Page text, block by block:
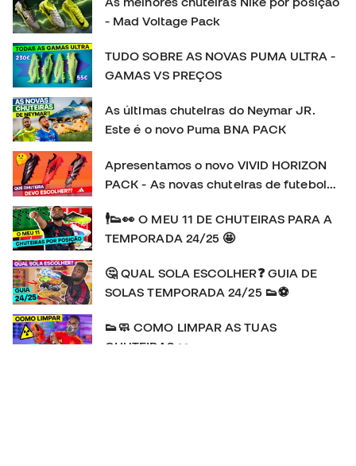
- Mad Voltage Pack
TUDO SOBRE AS NOVAS PUMA ULTRA -
GAMAS VS PREÇOS
As últimas chuteiras do Neymar JR.
Este é o novo Puma BNA PACK
Apresentamos o novo VIVID HORIZON
PACK - As novas chuteiras de futebol
🕴👟👀 O MEU 11 DE CHUTEIRAS PARA A
TEMPORADA 24/25 🤩
🤔 QUAL SOLA ESCOLHER❓ GUIA DE
SOLAS TEMPORADA 24/25 👟⚽
👟🧼 COMO LIMPAR AS TUAS
CHUTEIRAS 👀